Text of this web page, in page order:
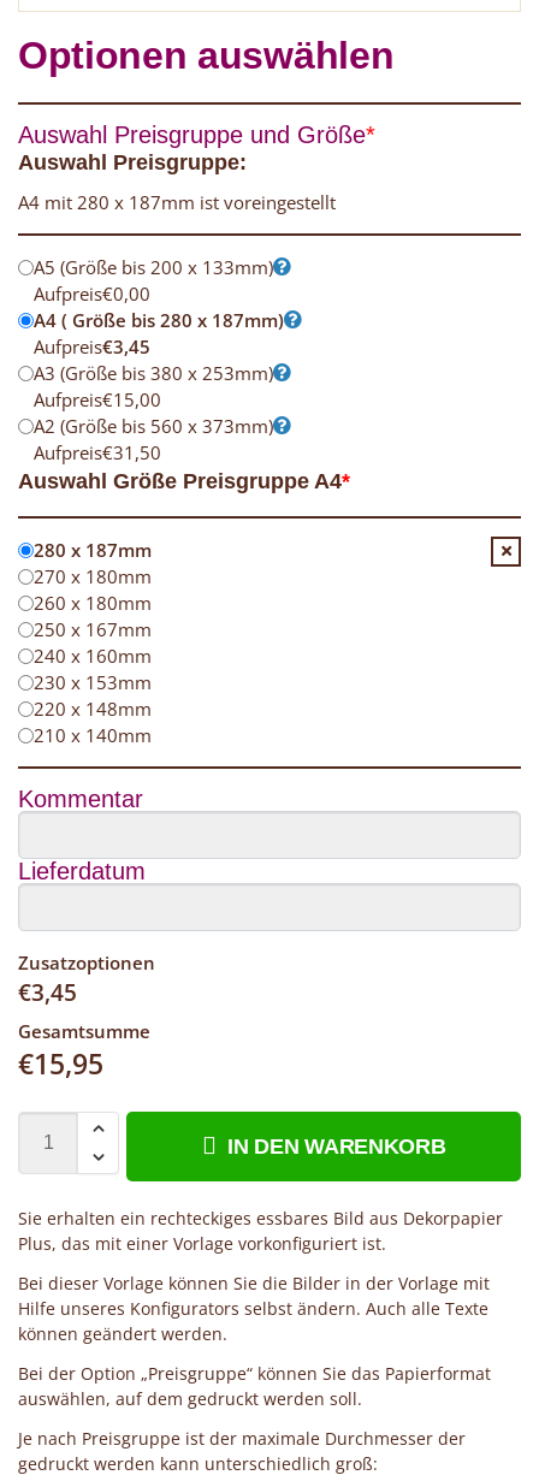
Optionen auswählen
*
Auswahl Preisgruppe und Größe
Auswahl Preisgruppe:
A4 mit 280 x 187mm ist voreingestellt
A5 (Größe bis 200 x 133mm)
Aufpreis€0,00
A4 ( Größe bis 280 x 187mm)
Aufpreis€3,45
A3 (Größe bis 380 x 253mm)
Aufpreis€15,00
A2 (Größe bis 560 x 373mm)
Aufpreis€31,50
*
Auswahl Größe Preisgruppe A4
280 x 187mm
270 x 180mm
260 x 180mm
250 x 167mm
240 x 160mm
230 x 153mm
220 x 148mm
210 x 140mm
Kommentar
Lieferdatum
Zusatzoptionen
€3,45
Gesamtsumme
€15,95
IN DEN WARENKORB
Sie erhalten ein rechteckiges essbares Bild aus Dekorpapier
Plus, das mit einer Vorlage vorkonfiguriert ist.
Bei dieser Vorlage können Sie die Bilder in der Vorlage mit
Hilfe unseres Konfigurators selbst ändern. Auch alle Texte
können geändert werden.
Bei der Option „Preisgruppe“ können Sie das Papierformat
auswählen, auf dem gedruckt werden soll.
Je nach Preisgruppe ist der maximale Durchmesser der
gedruckt werden kann unterschiedlich groß: